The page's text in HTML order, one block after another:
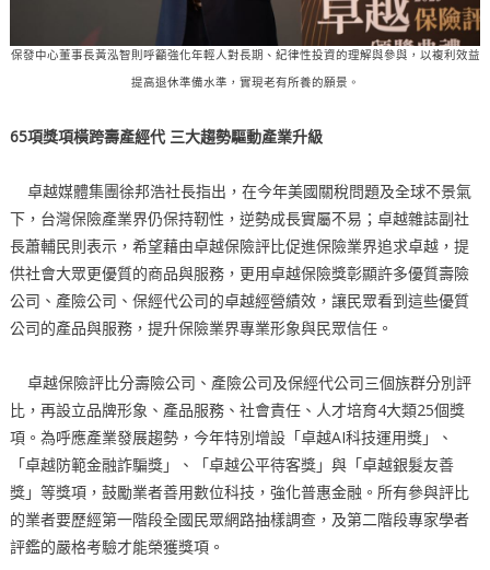
保發中心董事長黃泓智則呼籲強化年輕人對長期、紀律性投資的理解與參與，以複利效益
提高退休準備水準，實現老有所養的願景。
65項獎項橫跨壽產經代 三大趨勢驅動產業升級
卓越媒體集團徐邦浩社長指出，在今年美國關稅問題及全球不景氣
下，台灣保險產業界仍保持靭性，逆勢成長實屬不易；卓越雜誌副社
長蕭輔民則表示，希望藉由卓越保險評比促進保險業界追求卓越，提
供社會大眾更優質的商品與服務，更用卓越保險獎彰顯許多優質壽險
公司、產險公司、保經代公司的卓越經營績效，讓民眾看到這些優質
公司的產品與服務，提升保險業界專業形象與民眾信任。
卓越保險評比分壽險公司、產險公司及保經代公司三個族群分別評
比，再設立品牌形象、產品服務、社會責任、人才培育4大類25個獎
項。為呼應產業發展趨勢，今年特別增設「卓越AI科技運用獎」、
「卓越防範金融詐騙獎」、「卓越公平待客獎」與「卓越銀髮友善
獎」等獎項，鼓勵業者善用數位科技，強化普惠金融。所有參與評比
的業者要歷經第一階段全國民眾網路抽樣調查，及第二階段專家學者
評鑑的嚴格考驗才能榮獲獎項。